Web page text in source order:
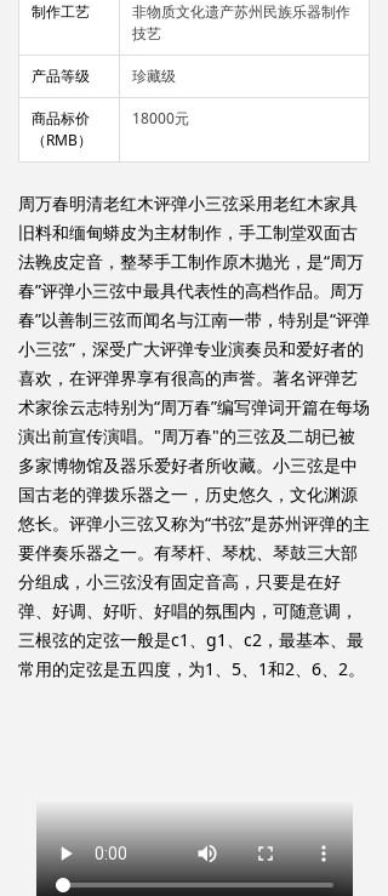
制作工艺
非物质文化遗产苏州民族乐器制作
技艺
产品等级 珍藏级
商品标价
（RMB）
18000元
周万春明清老红木评弹小三弦采用老红木家具
旧料和缅甸蟒皮为主材制作，手工制堂双面古
法鞔皮定音，整琴手工制作原木抛光，是“周万
春”评弹小三弦中最具代表性的高档作品。周万
春”以善制三弦而闻名与江南一带，特别是“评弹
小三弦”，深受广大评弹专业演奏员和爱好者的
喜欢，在评弹界享有很高的声誉。著名评弹艺
术家徐云志特别为“周万春”编写弹词开篇在每场
演出前宣传演唱。"周万春"的三弦及二胡已被
多家博物馆及器乐爱好者所收藏。小三弦是中
国古老的弹拨乐器之一，历史悠久，文化渊源
悠长。评弹小三弦又称为“书弦”是苏州评弹的主
要伴奏乐器之一。有琴杆、琴枕、琴鼓三大部
分组成，小三弦没有固定音高，只要是在好
弹、好调、好听、好唱的氛围内，可随意调，
三根弦的定弦一般是c1、g1、c2，最基本、最
常用的定弦是五四度，为1、5、1和2、6、2。